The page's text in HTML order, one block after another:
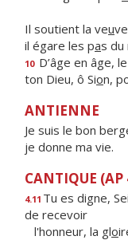
Il soutient la veu
il égare les pas du
10 D’âge en âge,
ton Dieu, ô Sion,
ANTIENNE
Je suis le bon
je donne ma vie.
CANTIQUE (AP
4.11 Tu es digne,
de recevoir
l'honneur, la glo